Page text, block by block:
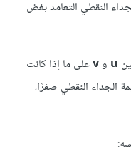
النقطي التعامد بغض
u وvعلى ما إذا كانت
الجداء النقطي صفرًا،